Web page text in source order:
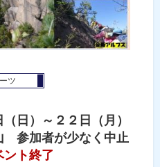
ツ
日）～２２日（月）
参加者が少なく中止
ント終了